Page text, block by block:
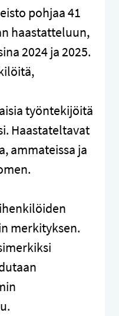
pohjaa 41
haastatteluun,
2024 ja 2025.
työntekijöitä
Haastateltavat
ammateissa ja
merkityksen.